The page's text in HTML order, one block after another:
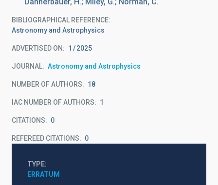
BIBLIOGRAPHICAL REFERENCE
Astronomy and Astrophysics
ADVERTISED ON: 1 2025
JOURNAL Astronomy and Astrophysics
NUMBER OF AUTHORS 18
IAC NUMBER OF AUTHORS 1
CITATIONS 0
REFEREED CITATIONS 0
TYPE
ERRATUM